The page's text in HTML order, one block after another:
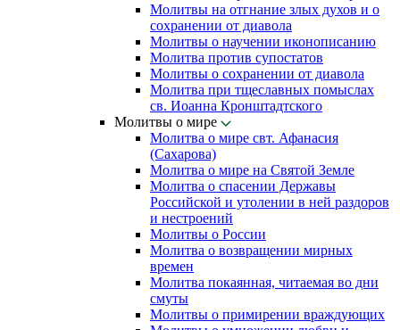
Молитвы на отгнание злых духов и о
сохранении от диавола
Молитвы о научении иконописанию
Молитва против супостатов
Молитвы о сохранении от диавола
Молитва при тщеславных помыслах
св. Иоанна Кронштадтского
Молитвы о мире
Молитва о мире свт. Афанасия
(Сахарова)
Молитва о мире на Святой Земле
Молитва о спасении Державы
Российской и утолении в ней раздоров
и нестроений
Молитвы о России
Молитва о возвращении мирных
времен
Молитва покаянная, читаемая во дни
смуты
Молитвы о примирении враждующих